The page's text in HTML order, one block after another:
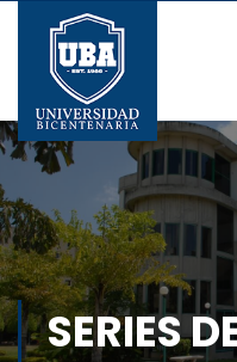
SERIES